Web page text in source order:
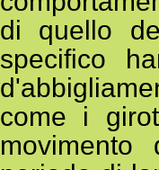
di quello
specifico
come i